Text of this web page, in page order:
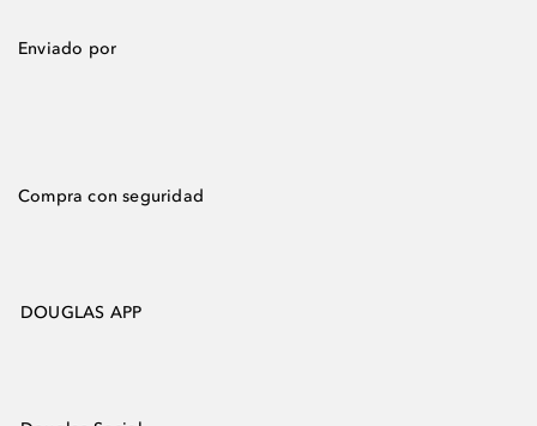
Enviado por
Compra con seguridad
DOUGLAS APP